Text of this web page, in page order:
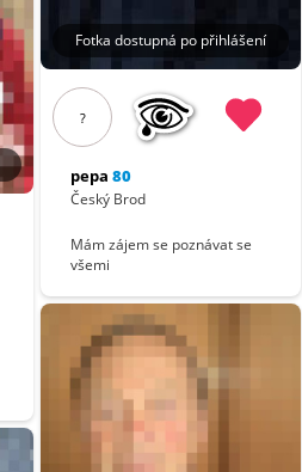
Fotka dostupná po přihlášení
?
pepa 80
Český Brod
Mám zájem se poznávat se
všemi